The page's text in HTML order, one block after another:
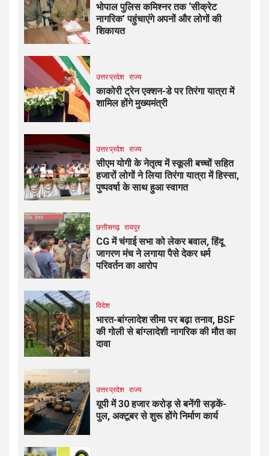
भोपाल पुलिस कमिश्नर तक ‘सीक्रेट
नागरिक’ पहुंचाएंगे अपनों और लोगों की
शिकायत
उत्तर प्रदेश राज्य
काकोरी ट्रेन एक्शन-डे पर तिरंगा यात्रा में
शामिल होंगे मुख्यमंत्री
उत्तर प्रदेश राज्य
सीएम योगी के नेतृत्व में स्कूली बच्चों सहित
हजारों लोगों ने लिया तिरंगा यात्रा में हिस्सा,
पुष्पवर्षा के साथ हुआ स्वागत
छत्तीसगढ़ रायपुर
CG में चंगाई सभा को लेकर बवाल, हिंदू
जागरण मंच ने लगाया पैसे देकर धर्म
परिवर्तन का आरोप
विदेश
भारत-बांग्लादेश सीमा पर बढ़ा तनाव, BSF
की गोली से बांग्लादेशी नागरिक की मौत का
दावा
उत्तर प्रदेश राज्य
यूपी में 30 हजार करोड़ से बनेंगी सड़कें-
पुल, अक्टूबर से शुरू होंगे निर्माण कार्य